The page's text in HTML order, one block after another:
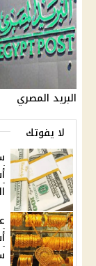
البريد المصري
لا يفوتك